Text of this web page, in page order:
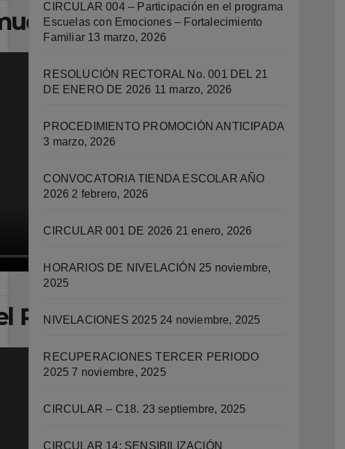
Sede B
Ramos. Sede D
CIRCULAR 004 – Participación en el programa
Escuelas con Emociones – Fortalecimiento
Familiar 13 marzo, 2026
RESOLUCIÓN RECTORAL No. 001 DEL 21
DE ENERO DE 2026 11 marzo, 2026
PROCEDIMIENTO PROMOCIÓN ANTICIPADA
3 marzo, 2026
CONVOCATORIA TIENDA ESCOLAR AÑO
2026 2 febrero, 2026
CIRCULAR 001 DE 2026 21 enero, 2026
HORARIOS DE NIVELACIÓN 25 noviembre,
2025
NIVELACIONES 2025 24 noviembre, 2025
RECUPERACIONES TERCER PERIODO
2025 7 noviembre, 2025
CIRCULAR – C18. 23 septiembre, 2025
CIRCULAR 14: SENSIBILIZACIÓN